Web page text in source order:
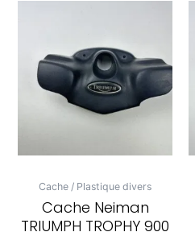
Cache / Plastique divers
Cache Neiman
TRIUMPH TROPHY 900